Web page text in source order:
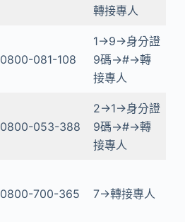
轉接專人
0800-081-108
1→9→身分證
9碼→#→轉
接專人
0800-053-388
2→1→身分證
9碼→#→轉
接專人
0800-700-365 7→轉接專人